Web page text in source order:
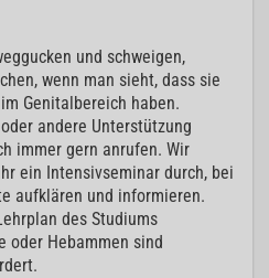
und schweigen,
wenn man sieht, dass sie
Genitalbereich haben.
andere Unterstützung
immer gern anrufen. Wir
ein Intensivseminar durch, bei
aufklären und informieren.
des Studiums
oder Hebammen sind